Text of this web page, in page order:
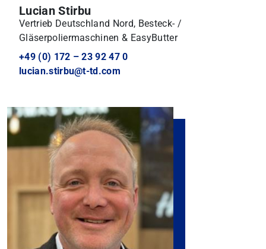
Lucian Stirbu
Vertrieb Deutschland Nord, Besteck- /
Gläserpoliermaschinen & EasyButter
+49 (0) 172 – 23 92 47 0
lucian.stirbu@t-td.com